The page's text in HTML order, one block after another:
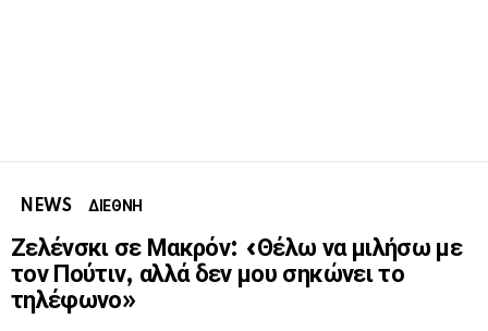
NEWS ΔΙΕΘΝΗ
Ζελένσκι σε Μακρόν: «Θέλω να μιλήσω με
τον Πούτιν, αλλά δεν μου σηκώνει το
τηλέφωνο»